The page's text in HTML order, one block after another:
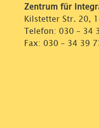
Zentrum für
Kilstetter Str. 20,
Telefon: 030 – 34
Fax: 030 – 34 39